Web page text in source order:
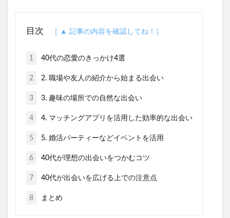
目次
1 40代の恋愛のきっかけ4選
2 2. 職場や友人の紹介から始まる出会い
3 3. 趣味の場所での自然な出会い
4 4. マッチングアプリを活用した効率的な出会い
5 5. 婚活パーティーなどイベントを活用
6 40代が理想の出会いをつかむコツ
7 40代が出会いを広げる上での注意点
8 まとめ